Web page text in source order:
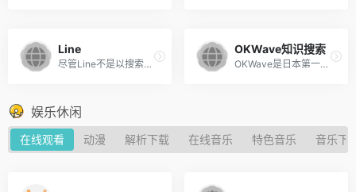
Line
尽管Line不是以搜索见长，但Line App在日本可以说是当之无愧的No.1 app，从社交到移动支付都是日本本地化服务的王者，LINE不仅能够发送照片、视频、语音和文字，还能够提供萌系贴图，并且支持LINE用户间在网络环境下免费通话。显而易见，在互联网移动化的今天，App既然承包着年轻人的生活，在上面搜索各种即时信息和生活信息已经成为了一种习惯。
OKWave知识搜索
OKWave是日本第一个也是最大的问答网站，除了雅虎日本的知识搜索，另外一个独立的知识搜索就是OKWave了。
娱乐休闲
在线观看 动漫 解析下载 在线音乐 特色音乐 音乐下